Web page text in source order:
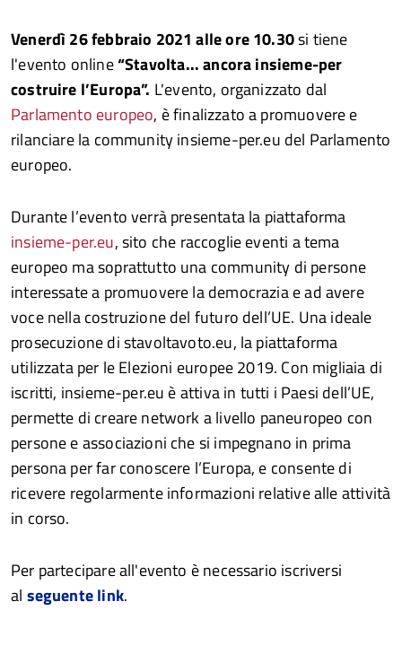
Venerdì 26 febbraio 2021 alle ore 10.30si tiene
l'evento online“Stavolta... ancora insieme-per
costruire l’Europa”. L'evento, organizzato dal
Parlamento europeo, è finalizzato a promuovere e
rilanciare la community insieme-per.eu del Parlamento
europeo.
Durante l’evento verrà presentata la piattaforma
insieme-per.eu, sito che raccoglie eventi a tema
europeo ma soprattutto una community di persone
interessate a promuovere la democrazia e ad avere
voce nella costruzione del futuro dell’UE. Una ideale
prosecuzione di stavoltavoto.eu, la piattaforma
utilizzata per le Elezioni europee 2019. Con migliaia di
iscritti, insieme-per.eu è attiva in tutti i Paesi dell’UE,
permette di creare network a livello paneuropeo con
persone e associazioni che si impegnano in prima
persona per far conoscere l’Europa, e consente di
ricevere regolarmente informazioni relative alle attività
in corso.
Per partecipare all'evento è necessario iscriversi
al seguente link.